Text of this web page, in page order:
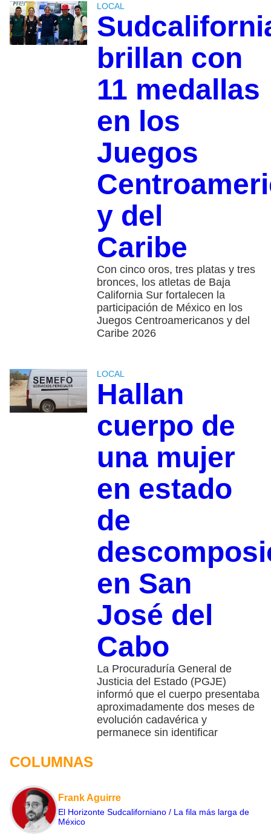
LOCAL
brillan con
11 medallas
en los
Juegos
y del
Caribe
Con cinco oros, tres platas y tres
bronces, los atletas de Baja
California Sur fortalecen la
participación de México en los
Juegos Centroamericanos y del
Caribe 2026
LOCAL
Hallan
cuerpo de
una mujer
en estado
de
en San
José del
Cabo
La Procuraduría General de
Justicia del Estado (PGJE)
informó que el cuerpo presentaba
aproximadamente dos meses de
evolución cadavérica y
permanece sin identificar
COLUMNAS
Frank Aguirre
El Horizonte Sudcaliforniano / La fila más larga de
México